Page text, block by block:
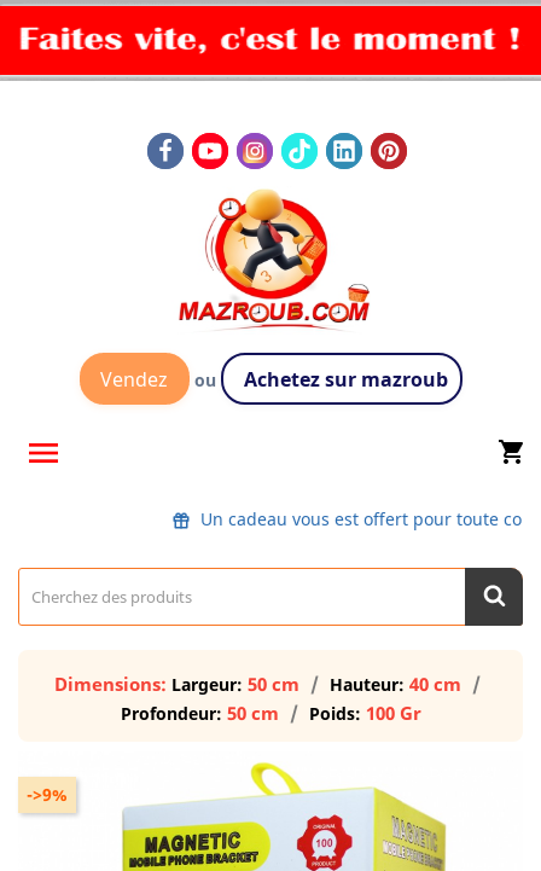
Vendez ou Achetez sur mazroub
 shopping_cart
Un cadeau vous est offert pour toute
Dimensions: Largeur: 50 cm Hauteur: 40 cm
Profondeur: 50 cm Poids: 100 Gr
->9%